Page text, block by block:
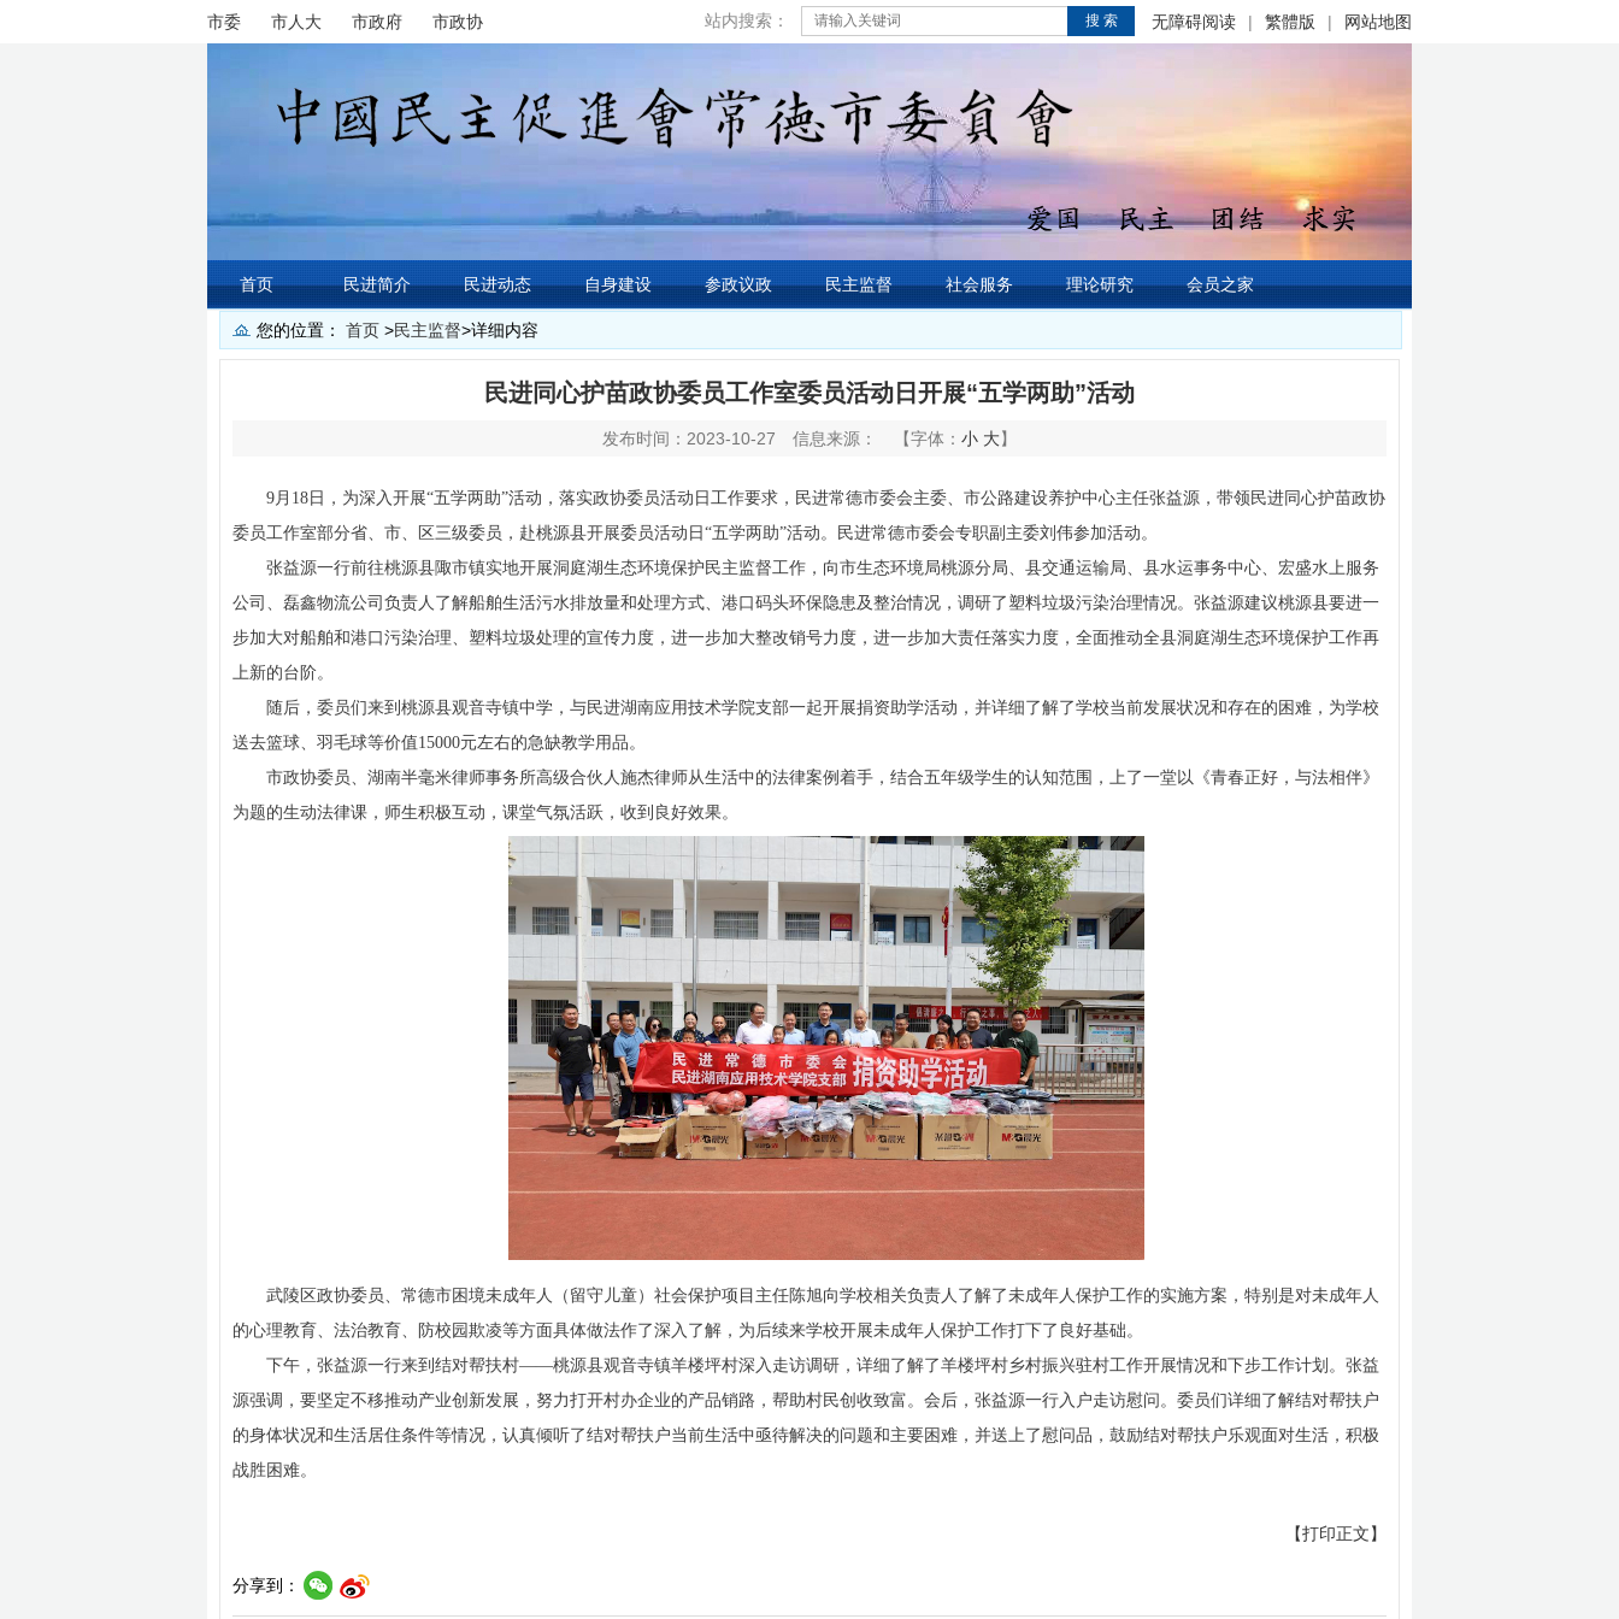
市委 市人大 市政府 市政协 站内搜索： 搜 索 无障碍阅读 | 繁體版 | 网站地图
首页 民进简介 民进动态 自身建设 参政议政 民主监督 社会服务 理论研究 会员之家
您的位置： 首页 >民主监督>详细内容
民进同心护苗政协委员工作室委员活动日开展“五学两助”活动
发布时间：2023-10-27 信息来源： 【字体： 小 大】
9月18日，为深入开展“五学两助”活动，落实政协委员活动日工作要求，民进常德市委会主委、市公路建设养护中心主任张益源，带领民进同心护苗政协
委员工作室部分省、市、区三级委员，赴桃源县开展委员活动日“五学两助”活动。民进常德市委会专职副主委刘伟参加活动。
张益源一行前往桃源县陬市镇实地开展洞庭湖生态环境保护民主监督工作，向市生态环境局桃源分局、县交通运输局、县水运事务中心、宏盛水上服务
公司、磊鑫物流公司负责人了解船舶生活污水排放量和处理方式、港口码头环保隐患及整治情况，调研了塑料垃圾污染治理情况。张益源建议桃源县要进一
步加大对船舶和港口污染治理、塑料垃圾处理的宣传力度，进一步加大整改销号力度，进一步加大责任落实力度，全面推动全县洞庭湖生态环境保护工作再
上新的台阶。
随后，委员们来到桃源县观音寺镇中学，与民进湖南应用技术学院支部一起开展捐资助学活动，并详细了解了学校当前发展状况和存在的困难，为学校
送去篮球、羽毛球等价值15000元左右的急缺教学用品。
市政协委员、湖南半毫米律师事务所高级合伙人施杰律师从生活中的法律案例着手，结合五年级学生的认知范围，上了一堂以《青春正好，与法相伴》
为题的生动法律课，师生积极互动，课堂气氛活跃，收到良好效果。
武陵区政协委员、常德市困境未成年人（留守儿童）社会保护项目主任陈旭向学校相关负责人了解了未成年人保护工作的实施方案，特别是对未成年人
的心理教育、法治教育、防校园欺凌等方面具体做法作了深入了解，为后续来学校开展未成年人保护工作打下了良好基础。
下午，张益源一行来到结对帮扶村——桃源县观音寺镇羊楼坪村深入走访调研，详细了解了羊楼坪村乡村振兴驻村工作开展情况和下步工作计划。张益
源强调，要坚定不移推动产业创新发展，努力打开村办企业的产品销路，帮助村民创收致富。会后，张益源一行入户走访慰问。委员们详细了解结对帮扶户
的身体状况和生活居住条件等情况，认真倾听了结对帮扶户当前生活中亟待解决的问题和主要困难，并送上了慰问品，鼓励结对帮扶户乐观面对生活，积极
战胜困难。
【打印正文】
分享到：